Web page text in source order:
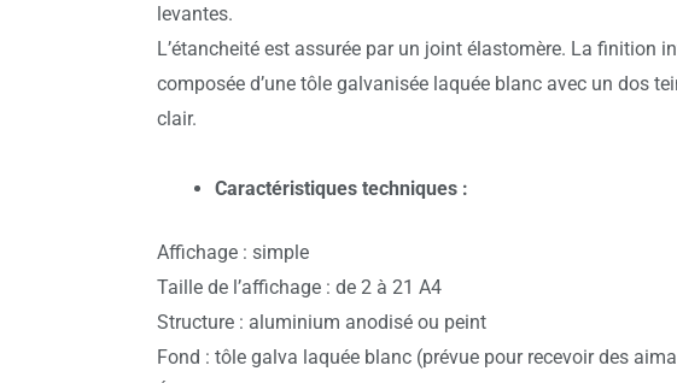
levantes.
L’étancheité est assurée par un joint élastomère. La finition
composée d’une tôle galvanisée laquée blanc avec un dos
clair.
Caractéristiques techniques :
Affichage : simple
Taille de l’affichage : de 2 à 21 A4
Structure : aluminium anodisé ou peint
Fond : tôle galva laquée blanc (prévue pour recevoir des